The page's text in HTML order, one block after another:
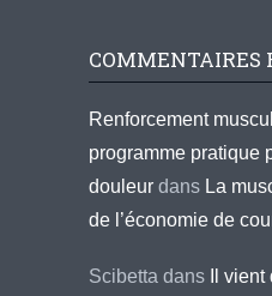
COMMENTAIRES
Renforcement
programme pratique
douleur dans La
de l’économie de
Scibetta dans
Il